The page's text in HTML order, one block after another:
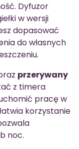
Dyfuzor
w wersji
dopasować
do własnych
przerywany
z timera
pracę w
korzystanie
noc.